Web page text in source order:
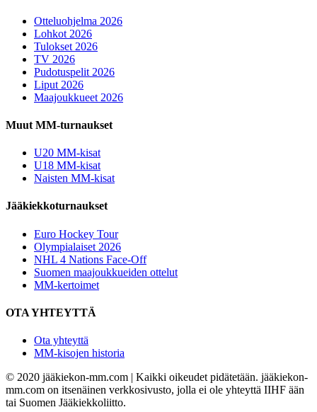
Otteluohjelma 2026
Lohkot 2026
Tulokset 2026
TV 2026
Pudotuspelit 2026
Liput 2026
Maajoukkueet 2026
Muut MM-turnaukset
U20 MM-kisat
U18 MM-kisat
Naisten MM-kisat
Jääkiekkoturnaukset
Euro Hockey Tour
Olympialaiset 2026
NHL 4 Nations Face-Off
Suomen maajoukkueiden ottelut
MM-kertoimet
OTA YHTEYTTÄ
Ota yhteyttä
MM-kisojen historia
© 2020 jääkiekon-mm.com | Kaikki oikeudet pidätetään. jääkiekon-
mm.com on itsenäinen verkkosivusto, jolla ei ole yhteyttä IIHF ään
tai Suomen Jääkiekkoliitto.